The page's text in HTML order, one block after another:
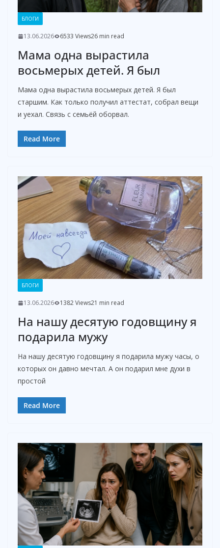
d
e
o
БЛОГИ
13.06.2026 6533 Views26 min read
Мама одна вырастила
восьмерых детей. Я был
Мама одна вырастила восьмерых детей. Я был
старшим. Как только получил аттестат, собрал вещи
и уехал. Связь с семьёй оборвал.
Read More
БЛОГИ
13.06.2026 1382 Views21 min read
На нашу десятую годовщину я
подарила мужу
На нашу десятую годовщину я подарила мужу часы, о
которых он давно мечтал. А он подарил мне духи в
простой
Read More